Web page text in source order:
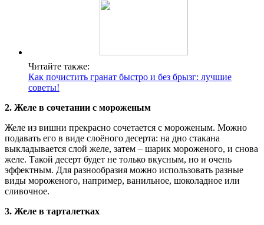
Читайте также:
Как почистить гранат быстро и без брызг: лучшие
советы!
2. Желе в сочетании с мороженым
Желе из вишни прекрасно сочетается с мороженым. Можно
подавать его в виде слоёного десерта: на дно стакана
выкладывается слой желе, затем – шарик мороженого, и снова
желе. Такой десерт будет не только вкусным, но и очень
эффектным. Для разнообразия можно использовать разные
виды мороженого, например, ванильное, шоколадное или
сливочное.
3. Желе в тарталетках